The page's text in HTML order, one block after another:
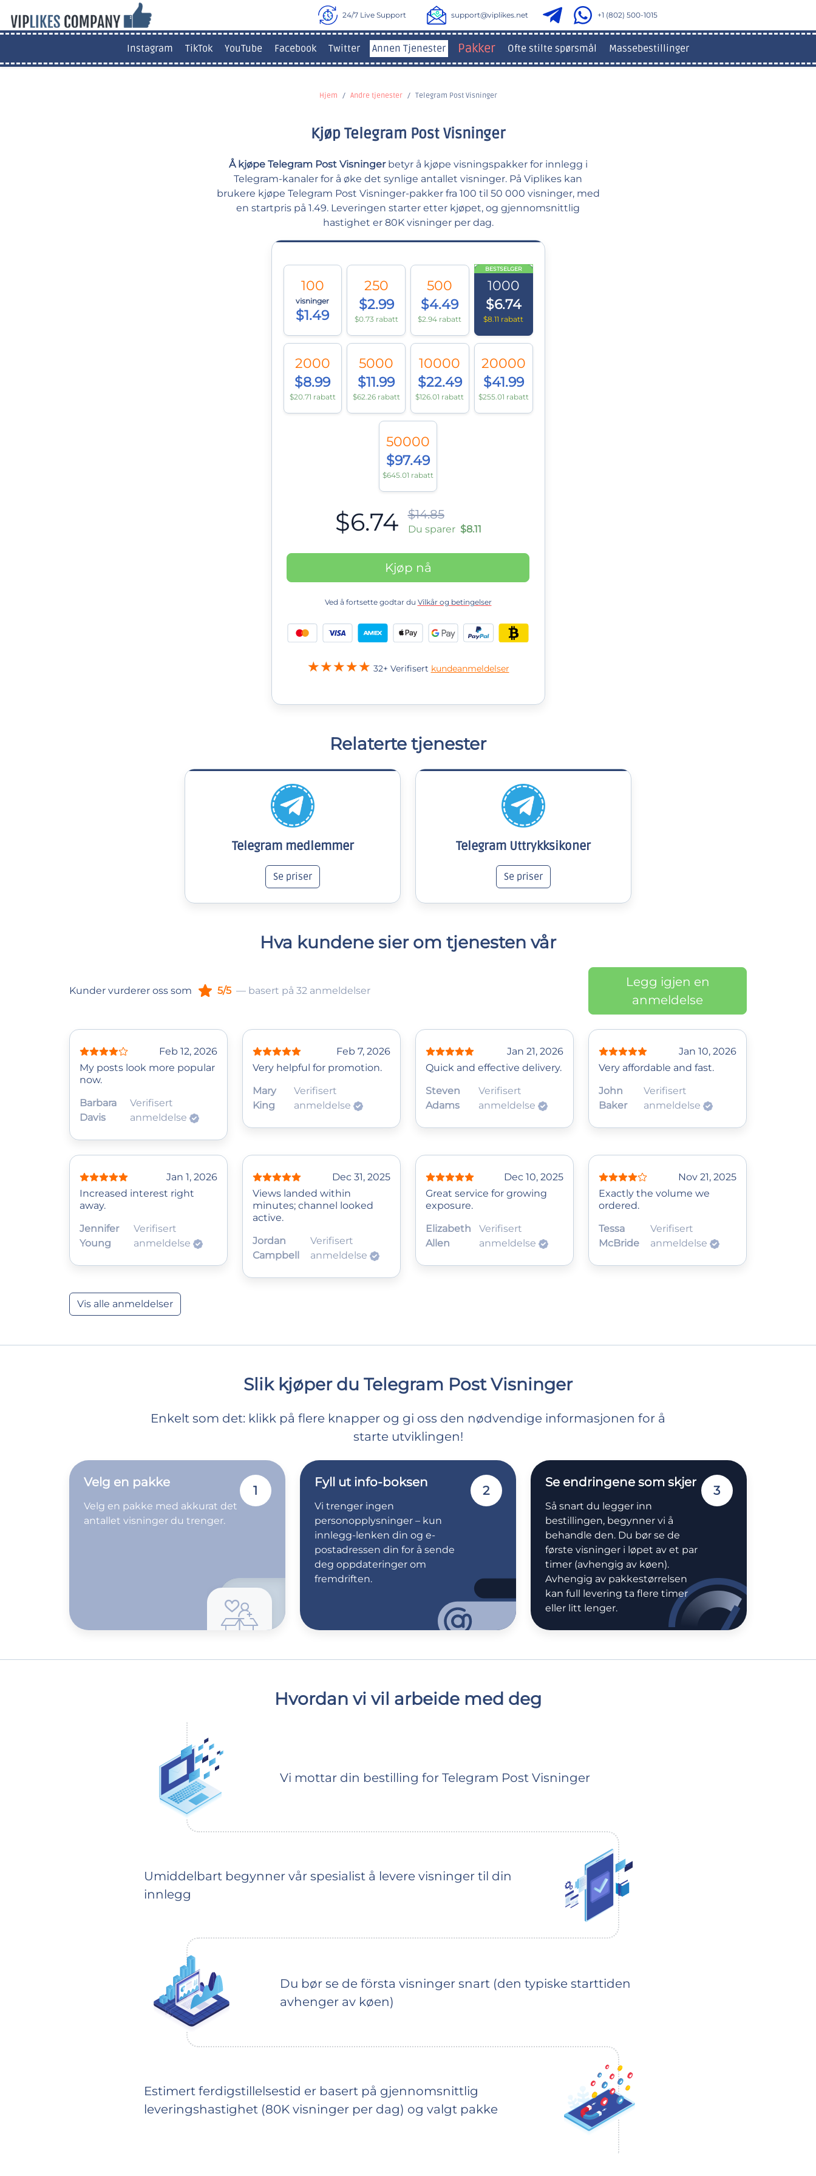
24/7 Live Support support@viplikes.net +1 (802) 500-1015
Instagram TikTok YouTube Facebook Twitter Annen Tjenester Pakker Ofte stilte spørsmål Massebestillinger
Hjem Andre tjenester Telegram Post Visninger
Kjøp Telegram Post Visninger
Å kjøpe Telegram Post Visningerbetyr å kjøpe visningspakker for innlegg i
Telegram-kanaler for å øke det synlige antallet visninger. På Viplikes kan
brukere kjøpe Telegram Post Visninger-pakker fra 100 til 50 000 visninger, med
en startpris på 1.49. Leveringen starter etter kjøpet, og gjennomsnittlig
hastighet er 80K visninger per dag.
100
visninger
$1.49
250
$2.99
$0.73 rabatt
500
$4.49
$2.94 rabatt
BESTSELGER
1000
$6.74
$8.11 rabatt
2000
$8.99
$20.71 rabatt
5000
$11.99
$62.26 rabatt
10000
$22.49
$126.01 rabatt
20000
$41.99
$255.01 rabatt
50000
$97.49
$645.01 rabatt
$6.74 $14.85
Du sparer $8.11
Kjøp nå
Ved å fortsette godtar du Vilkår og betingelser
32+ Verifisert kundeanmeldelser
Relaterte tjenester
Telegram medlemmer
Se priser
Telegram Uttrykksikoner
Se priser
Hva kundene sier om tjenesten vår
Kunder vurderer oss som 5/5 — basert på 32 anmeldelser
Legg igjen en
anmeldelse
Feb 12, 2026
My posts look more popular
now.
Barbara
Davis
Verifisert
anmeldelse
Feb 7, 2026
Very helpful for promotion.
Mary
King
Verifisert
anmeldelse
Jan 21, 2026
Quick and effective delivery.
Steven
Adams
Verifisert
anmeldelse
Jan 10, 2026
Very affordable and fast.
John
Baker
Verifisert
anmeldelse
Jan 1, 2026
Increased interest right
away.
Jennifer
Young
Verifisert
anmeldelse
Dec 31, 2025
Views landed within
minutes; channel looked
active.
Jordan
Campbell
Verifisert
anmeldelse
Dec 10, 2025
Great service for growing
exposure.
Elizabeth
Allen
Verifisert
anmeldelse
Nov 21, 2025
Exactly the volume we
ordered.
Tessa
McBride
Verifisert
anmeldelse
Vis alle anmeldelser
Slik kjøper du Telegram Post Visninger
Enkelt som det: klikk på flere knapper og gi oss den nødvendige informasjonen for å
starte utviklingen!
Velg en pakke
Velg en pakke med akkurat det
antallet visninger du trenger.
1
Fyll ut info-boksen
Vi trenger ingen
personopplysninger – kun
innlegg-lenken din og e-
postadressen din for å sende
deg oppdateringer om
fremdriften.
2
Se endringene som skjer
Så snart du legger inn
bestillingen, begynner vi å
behandle den. Du bør se de
første visninger i løpet av et par
timer (avhengig av køen).
Avhengig av pakkestørrelsen
kan full levering ta flere timer
eller litt lenger.
3
Hvordan vi vil arbeide med deg
Vi mottar din bestilling for Telegram Post Visninger
Umiddelbart begynner vår spesialist å levere visninger til din
innlegg
Du bør se de första visninger snart (den typiske starttiden
avhenger av køen)
Estimert ferdigstillelsestid er basert på gjennomsnittlig
leveringshastighet (80K visninger per dag) og valgt pakke